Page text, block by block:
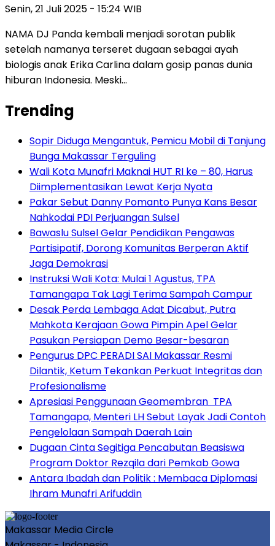
Senin, 21 Juli 2025 - 15:24 WIB
NAMA DJ Panda kembali menjadi sorotan publik
setelah namanya terseret dugaan sebagai ayah
biologis anak Erika Carlina dalam gosip panas dunia
hiburan Indonesia. Meski…
Trending
Sopir Diduga Mengantuk, Pemicu Mobil di Tanjung
Bunga Makassar Terguling
Wali Kota Munafri Maknai HUT RI ke – 80, Harus
Diimplementasikan Lewat Kerja Nyata
Pakar Sebut Danny Pomanto Punya Kans Besar
Nahkodai PDI Perjuangan Sulsel
Bawaslu Sulsel Gelar Pendidikan Pengawas
Partisipatif, Dorong Komunitas Berperan Aktif
Jaga Demokrasi
Instruksi Wali Kota: Mulai 1 Agustus, TPA
Tamangapa Tak Lagi Terima Sampah Campur
Desak Perda Lembaga Adat Dicabut, Putra
Mahkota Kerajaan Gowa Pimpin Apel Gelar
Pasukan Persiapan Demo Besar-besaran
Pengurus DPC PERADI SAI Makassar Resmi
Dilantik, Ketum Tekankan Perkuat Integritas dan
Profesionalisme
Apresiasi Penggunaan Geomembran TPA
Tamangapa, Menteri LH Sebut Layak Jadi Contoh
Pengelolaan Sampah Daerah Lain
Dugaan Cinta Segitiga Pencabutan Beasiswa
Program Doktor Rezqila dari Pemkab Gowa
Antara Ibadah dan Politik : Membaca Diplomasi
Ihram Munafri Arifuddin
Makassar Media Circle